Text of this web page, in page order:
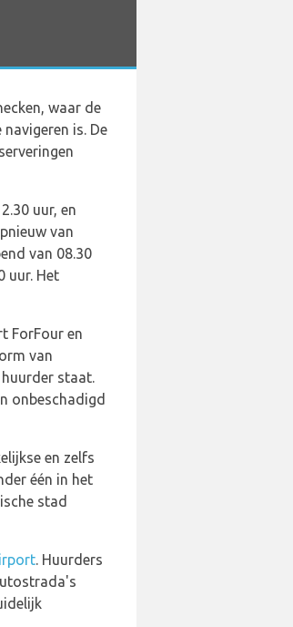
waar de
is. De
uur, en
van
van 08.30
uur. Het
ForFour en
van
staat.
onbeschadigd
en zelfs
één in het
stad
. Huurders